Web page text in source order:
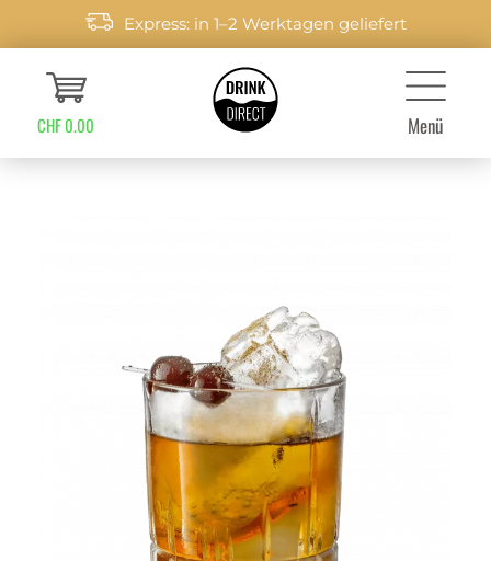
Express: in 1–2 Werktagen geliefert
CHF 0.00 Menü